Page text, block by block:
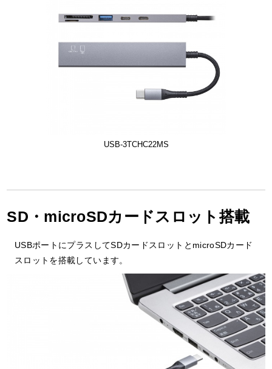
USB-3TCHC22MS
SD・microSDカードスロット搭載
USBポートにプラスしてSDカードスロットとmicroSDカード
スロットを搭載しています。